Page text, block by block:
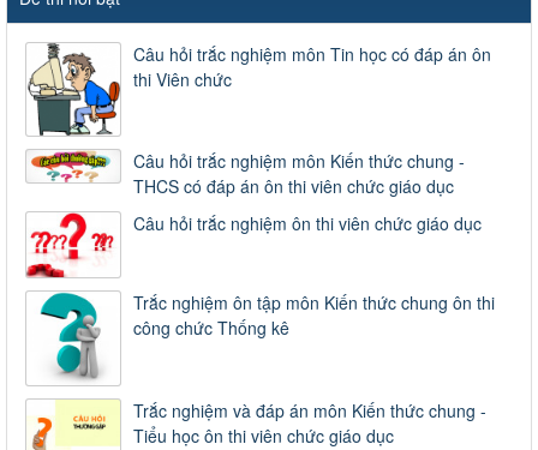
Câu hỏi trắc nghiệm môn Tin học có đáp án ôn
thi Viên chức
Câu hỏi trắc nghiệm môn Kiến thức chung -
THCS có đáp án ôn thi viên chức giáo dục
Câu hỏi trắc nghiệm ôn thi viên chức giáo dục
Trắc nghiệm ôn tập môn Kiến thức chung ôn thi
công chức Thống kê
Trắc nghiệm và đáp án môn Kiến thức chung -
Tiểu học ôn thi viên chức giáo dục